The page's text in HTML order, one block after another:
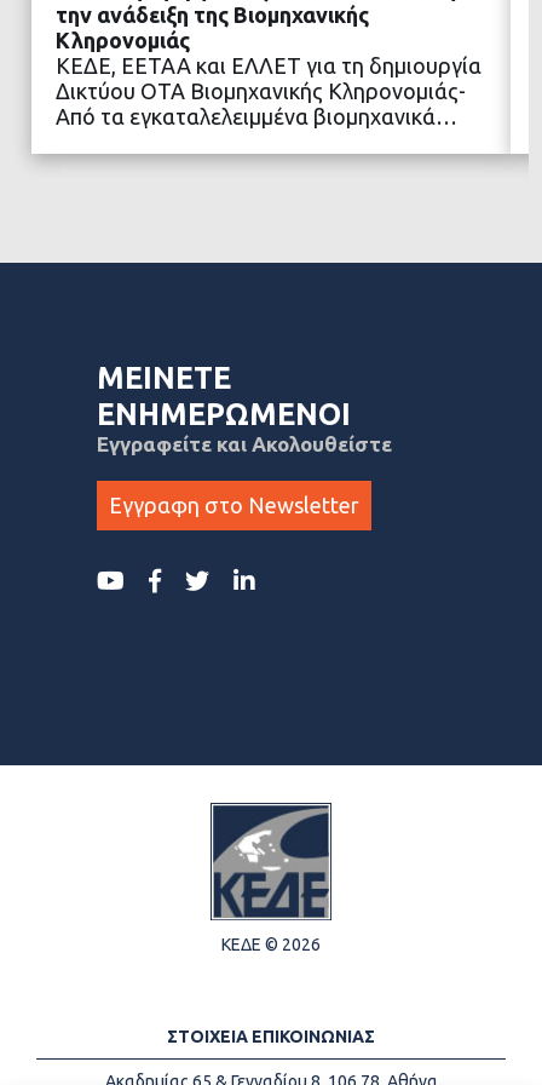
ΔΙΑΒΑΣΤΕ ΠΕΡΙΣΣΟΤΕΡΑ
την ανάδειξη της Βιομηχανικής
Κληρονομιάς
ΚΕΔΕ, ΕΕΤΑΑ και ΕΛΛΕΤ για τη δημιουργία
Δικτύου ΟΤΑ Βιομηχανικής Κληρονομιάς-
Από τα εγκαταλελειμμένα βιομηχανικά…
ΜΕΙΝΕΤΕ
ΕΝΗΜΕΡΩΜΕΝΟΙ
Εγγραφείτε και Ακολουθείστε
Εγγραφη στο Newsletter
ΚΕΔΕ © 2026
ΣΤΟΙΧΕΙΑ ΕΠΙΚΟΙΝΩΝΙΑΣ